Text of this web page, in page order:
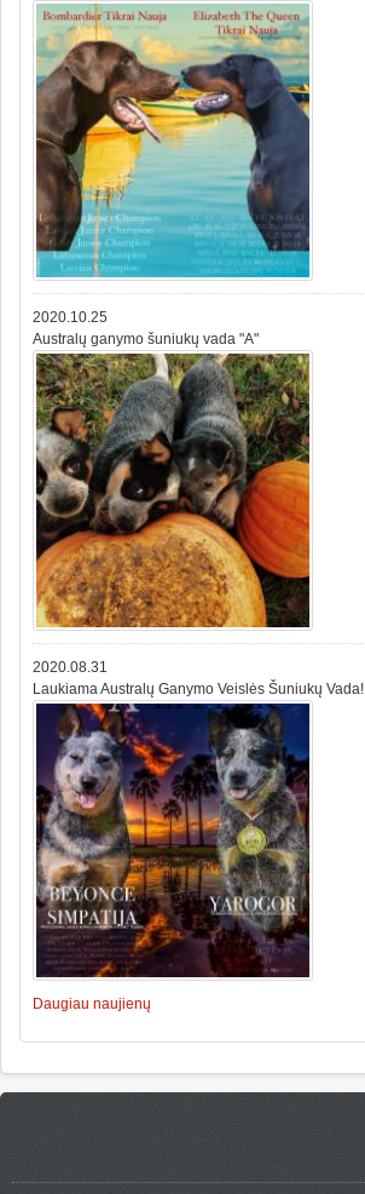
2020.10.25
Australų ganymo šuniukų vada "A"
2020.08.31
Laukiama Australų Ganymo Veislės Šuniukų Vada!
Daugiau naujienų